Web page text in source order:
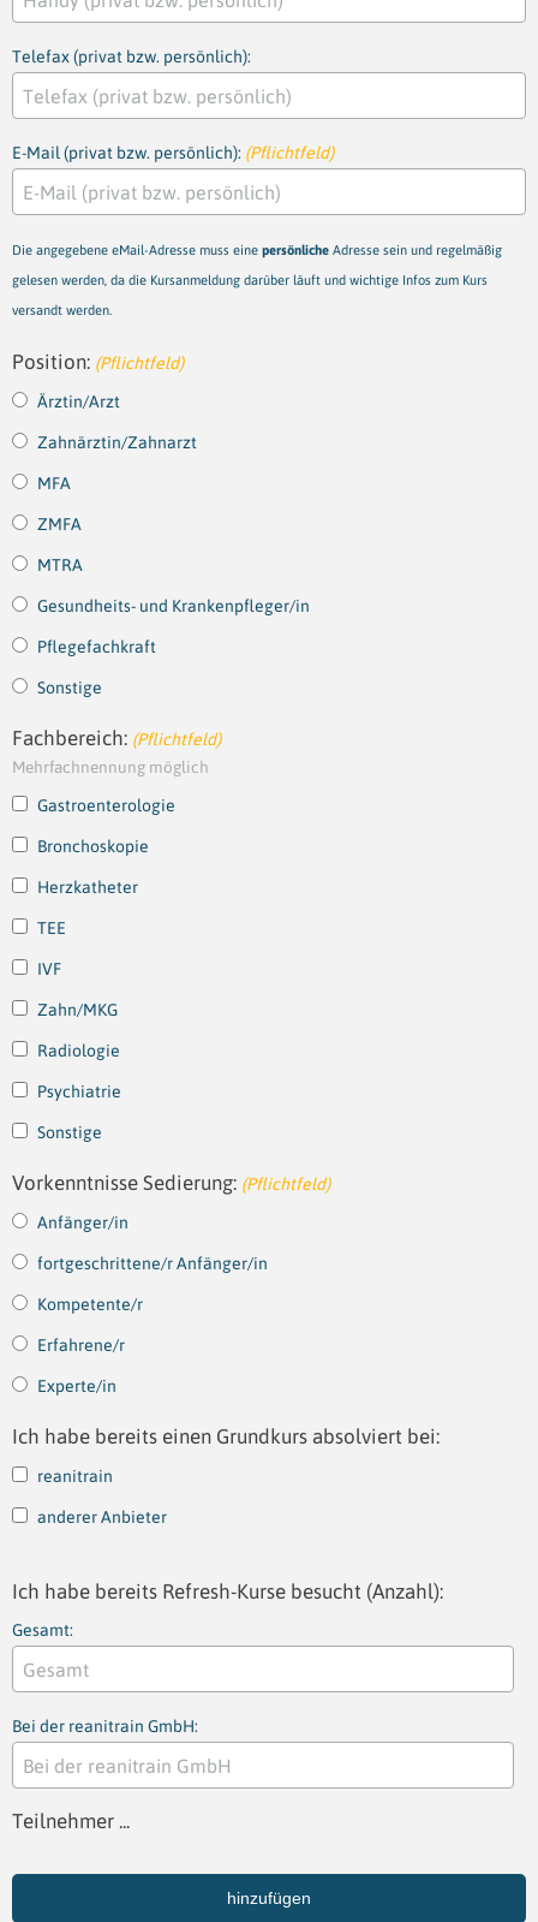
Telefax (privat bzw. persönlich):
E-Mail (privat bzw. persönlich): (Pflichtfeld)
Die angegebene eMail-Adresse muss eine persönliche Adresse sein und regelmäßig
gelesen werden, da die Kursanmeldung darüber läuft und wichtige Infos zum Kurs
versandt werden.
Position: (Pflichtfeld)
Ärztin/Arzt
Zahnärztin/Zahnarzt
MFA
ZMFA
MTRA
Gesundheits- und Krankenpfleger/in
Pflegefachkraft
Sonstige
Fachbereich: (Pflichtfeld)
Mehrfachnennung möglich
Gastroenterologie
Bronchoskopie
Herzkatheter
TEE
IVF
Zahn/MKG
Radiologie
Psychiatrie
Sonstige
Vorkenntnisse Sedierung: (Pflichtfeld)
Anfänger/in
fortgeschrittene/r Anfänger/in
Kompetente/r
Erfahrene/r
Experte/in
Ich habe bereits einen Grundkurs absolviert bei:
reanitrain
anderer Anbieter
Ich habe bereits Refresh-Kurse besucht (Anzahl):
Gesamt:
Bei der reanitrain GmbH:
Teilnehmer ...
hinzufügen